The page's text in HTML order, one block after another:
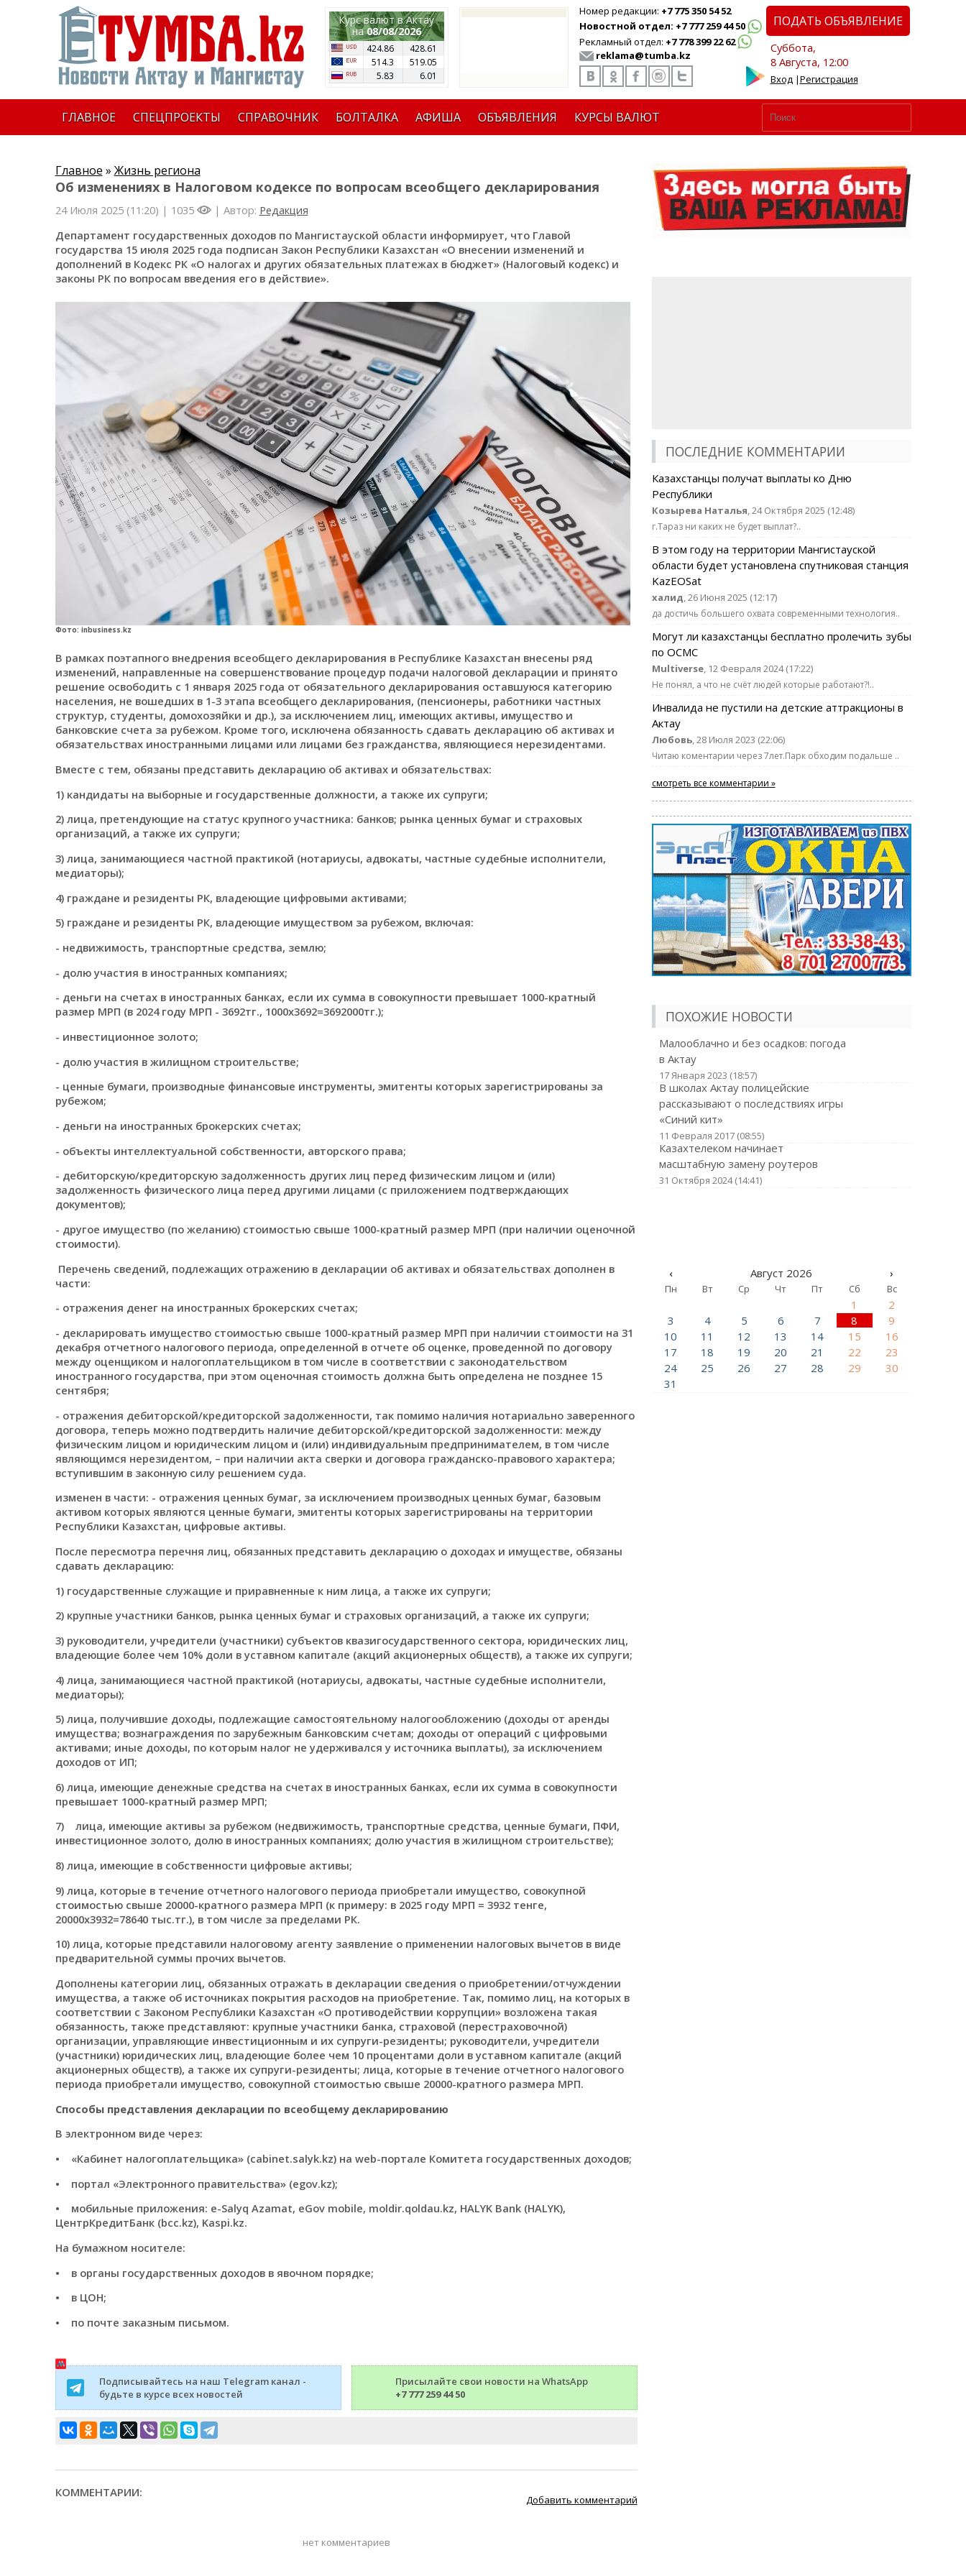
Курс валют в Актау
на08/08/2026
424.86
428.61
514.3
519.05
5.83
6.01
Номер редакции: +7 775 350 54 52
Новостной отдел: +7 777 259 44 50
Рекламный отдел: +7 778 399 22 62
reklama@tumba.kz
ПОДАТЬ ОБЪЯВЛЕНИЕ
Суббота,
8 Августа, 12:00
Вход|Регистрация
ГЛАВНОЕ СПЕЦПРОЕКТЫ СПРАВОЧНИК БОЛТАЛКА АФИША ОБЪЯВЛЕНИЯ КУРСЫ ВАЛЮТ
Главное » Жизнь региона
Об изменениях в Налоговом кодексе по вопросам всеобщего декларирования
24 Июля 2025 (11:20) | 1035 | Автор: Редакция
Департамент государственных доходов по Мангистауской области информирует, что Главой
государства 15 июля 2025 года подписан Закон Республики Казахстан «О внесении изменений и
дополнений в Кодекс РК «О налогах и других обязательных платежах в бюджет» (Налоговый кодекс) и
законы РК по вопросам введения его в действие».
Фото: inbusiness.kz
В рамках поэтапного внедрения всеобщего декларирования в Республике Казахстан внесены ряд
изменений, направленные на совершенствование процедур подачи налоговой декларации и принято
решение освободить с 1 января 2025 года от обязательного декларирования оставшуюся категорию
населения, не вошедших в 1-3 этапа всеобщего декларирования, (пенсионеры, работники частных
структур, студенты, домохозяйки и др.), за исключением лиц, имеющих активы, имущество и
банковские счета за рубежом. Кроме того, исключена обязанность сдавать декларацию об активах и
обязательствах иностранными лицами или лицами без гражданства, являющиеся нерезидентами.
Вместе с тем, обязаны представить декларацию об активах и обязательствах:
1) кандидаты на выборные и государственные должности, а также их супруги;
2) лица, претендующие на статус крупного участника: банков; рынка ценных бумаг и страховых
организаций, а также их супруги;
3) лица, занимающиеся частной практикой (нотариусы, адвокаты, частные судебные исполнители,
медиаторы);
4) граждане и резиденты РК, владеющие цифровыми активами;
5) граждане и резиденты РК, владеющие имуществом за рубежом, включая:
- недвижимость, транспортные средства, землю;
- долю участия в иностранных компаниях;
- деньги на счетах в иностранных банках, если их сумма в совокупности превышает 1000-кратный
размер МРП (в 2024 году МРП - 3692тг., 1000х3692=3692000тг.);
- инвестиционное золото;
- долю участия в жилищном строительстве;
- ценные бумаги, производные финансовые инструменты, эмитенты которых зарегистрированы за
рубежом;
- деньги на иностранных брокерских счетах;
- объекты интеллектуальной собственности, авторского права;
- дебиторскую/кредиторскую задолженность других лиц перед физическим лицом и (или)
задолженность физического лица перед другими лицами (с приложением подтверждающих
документов);
- другое имущество (по желанию) стоимостью свыше 1000-кратный размер МРП (при наличии оценочной
стоимости).
Перечень сведений, подлежащих отражению в декларации об активах и обязательствах дополнен в
части:
- отражения денег на иностранных брокерских счетах;
- декларировать имущество стоимостью свыше 1000-кратный размер МРП при наличии стоимости на 31
декабря отчетного налогового периода, определенной в отчете об оценке, проведенной по договору
между оценщиком и налогоплательщиком в том числе в соответствии с законодательством
иностранного государства, при этом оценочная стоимость должна быть определена не позднее 15
сентября;
- отражения дебиторской/кредиторской задолженности, так помимо наличия нотариально заверенного
договора, теперь можно подтвердить наличие дебиторской/кредиторской задолженности: между
физическим лицом и юридическим лицом и (или) индивидуальным предпринимателем, в том числе
являющимся нерезидентом, – при наличии акта сверки и договора гражданско-правового характера;
вступившим в законную силу решением суда.
изменен в части: - отражения ценных бумаг, за исключением производных ценных бумаг, базовым
активом которых являются ценные бумаги, эмитенты которых зарегистрированы на территории
Республики Казахстан, цифровые активы.
После пересмотра перечня лиц, обязанных представить декларацию о доходах и имуществе, обязаны
сдавать декларацию:
1) государственные служащие и приравненные к ним лица, а также их супруги;
2) крупные участники банков, рынка ценных бумаг и страховых организаций, а также их супруги;
3) руководители, учредители (участники) субъектов квазигосударственного сектора, юридических лиц,
владеющие более чем 10% доли в уставном капитале (акций акционерных обществ), а также их супруги;
4) лица, занимающиеся частной практикой (нотариусы, адвокаты, частные судебные исполнители,
медиаторы);
5) лица, получившие доходы, подлежащие самостоятельному налогообложению (доходы от аренды
имущества; вознаграждения по зарубежным банковским счетам; доходы от операций с цифровыми
активами; иные доходы, по которым налог не удерживался у источника выплаты), за исключением
доходов от ИП;
6) лица, имеющие денежные средства на счетах в иностранных банках, если их сумма в совокупности
превышает 1000-кратный размер МРП;
7) лица, имеющие активы за рубежом (недвижимость, транспортные средства, ценные бумаги, ПФИ,
инвестиционное золото, долю в иностранных компаниях; долю участия в жилищном строительстве);
8) лица, имеющие в собственности цифровые активы;
9) лица, которые в течение отчетного налогового периода приобретали имущество, совокупной
стоимостью свыше 20000-кратного размера МРП (к примеру: в 2025 году МРП = 3932 тенге,
20000х3932=78640 тыс.тг.), в том числе за пределами РК.
10) лица, которые представили налоговому агенту заявление о применении налоговых вычетов в виде
предварительной суммы прочих вычетов.
Дополнены категории лиц, обязанных отражать в декларации сведения о приобретении/отчуждении
имущества, а также об источниках покрытия расходов на приобретение. Так, помимо лиц, на которых в
соответствии с Законом Республики Казахстан «О противодействии коррупции» возложена такая
обязанность, также представляют: крупные участники банка, страховой (перестраховочной)
организации, управляющие инвестиционным и их супруги-резиденты; руководители, учредители
(участники) юридических лиц, владеющие более чем 10 процентами доли в уставном капитале (акций
акционерных обществ), а также их супруги-резиденты; лица, которые в течение отчетного налогового
периода приобретали имущество, совокупной стоимостью свыше 20000-кратного размера МРП.
Способы представления декларации по всеобщему декларированию
В электронном виде через:
• «Кабинет налогоплательщика» (cabinet.salyk.kz) на web-портале Комитета государственных доходов;
• портал «Электронного правительства» (egov.kz);
• мобильные приложения: e-Salyq Azamat, eGov mobile, moldir.qoldau.kz, HALYK Bank (HALYK),
ЦентрКредитБанк (bcc.kz), Kaspi.kz.
На бумажном носителе:
• в органы государственных доходов в явочном порядке;
• в ЦОН;
• по почте заказным письмом.
Подписывайтесь на наш Telegram канал -
будьте в курсе всех новостей
Присылайте свои новости на WhatsApp
+7 777 259 44 50
КОММЕНТАРИИ:
Добавить комментарий
нет комментариев
ПОСЛЕДНИЕ КОММЕНТАРИИ
Казахстанцы получат выплаты ко Дню
Республики
Козырева Наталья, 24 Октября 2025 (12:48)
г.Тараз ни каких не будет выплат?..
В этом году на территории Мангистауской
области будет установлена спутниковая станция
KazEOSat
халид, 26 Июня 2025 (12:17)
да достичь большего охвата современными технология..
Могут ли казахстанцы бесплатно пролечить зубы
по ОСМС
Multiverse, 12 Февраля 2024 (17:22)
Не понял, а что не счёт людей которые работают?!..
Инвалида не пустили на детские аттракционы в
Актау
Любовь, 28 Июля 2023 (22:06)
Читаю коментарии через 7лет.Парк обходим подальше ..
смотреть все комментарии »
ПОХОЖИЕ НОВОСТИ
Малооблачно и без осадков: погода
в Актау
17 Января 2023 (18:57)
В школах Актау полицейские
рассказывают о последствиях игры
«Синий кит»
11 Февраля 2017 (08:55)
Казахтелеком начинает
масштабную замену роутеров
31 Октября 2024 (14:41)
‹ Август 2026 ›
Пн Вт Ср Чт Пт Сб Вс
1
2
3
4 5 6 7 8
9
10
11 12 13 14 15
16
17
18 19 20 21 22
23
24
25 26 27 28 29
30
31